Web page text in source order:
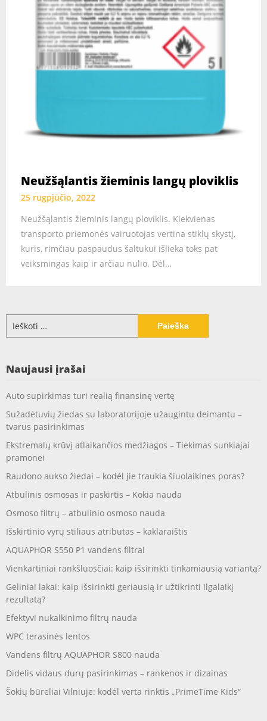
Neužšąlantis žieminis langų ploviklis
25 rugpjūčio, 2022
Neužšąlantis žieminis langų ploviklis. Kiekvienas
transporto priemonės vairuotojas vertina stiklų skystį,
kuris, rimčiau paspaudus šaltukui išlieka toks pat
veiksmingas kaip ir arčiau nulio. Dėl…
Naujausi įrašai
Auto supirkimas turi realią finansinę vertę
Sužadėtuvių žiedas su laboratorijoje užaugintu deimantu –
tvarus pasirinkimas
Ekstremalų krūvį atlaikančios medžiagos – Tiekimas sunkiajai
pramonei
Raudono aukso žiedai – kodėl jie traukia šiuolaikines poras?
Atbulinis osmosas ir paskirtis – Kokia nauda
Osmoso filtrų – atbulinio osmoso nauda
Išskirtinio vyrų stiliaus atributas – kaklaraištis
AQUAPHOR S550 P1 vandens filtrai
Vienkartiniai rankšluosčiai: kaip išsirinkti tinkamiausią variantą?
Geliniai lakai: kaip išsirinkti geriausią ir užtikrinti ilgalaikį
rezultatą?
Efektyvi nukalkinimo filtrų nauda
WPC terasinės lentos
Vandens filtrų AQUAPHOR S800 nauda
Didelis vidaus durų pasirinkimas – rankenos ir dizainas
Šokių būreliai Vilniuje: kodėl verta rinktis „PrimeTime Kids“